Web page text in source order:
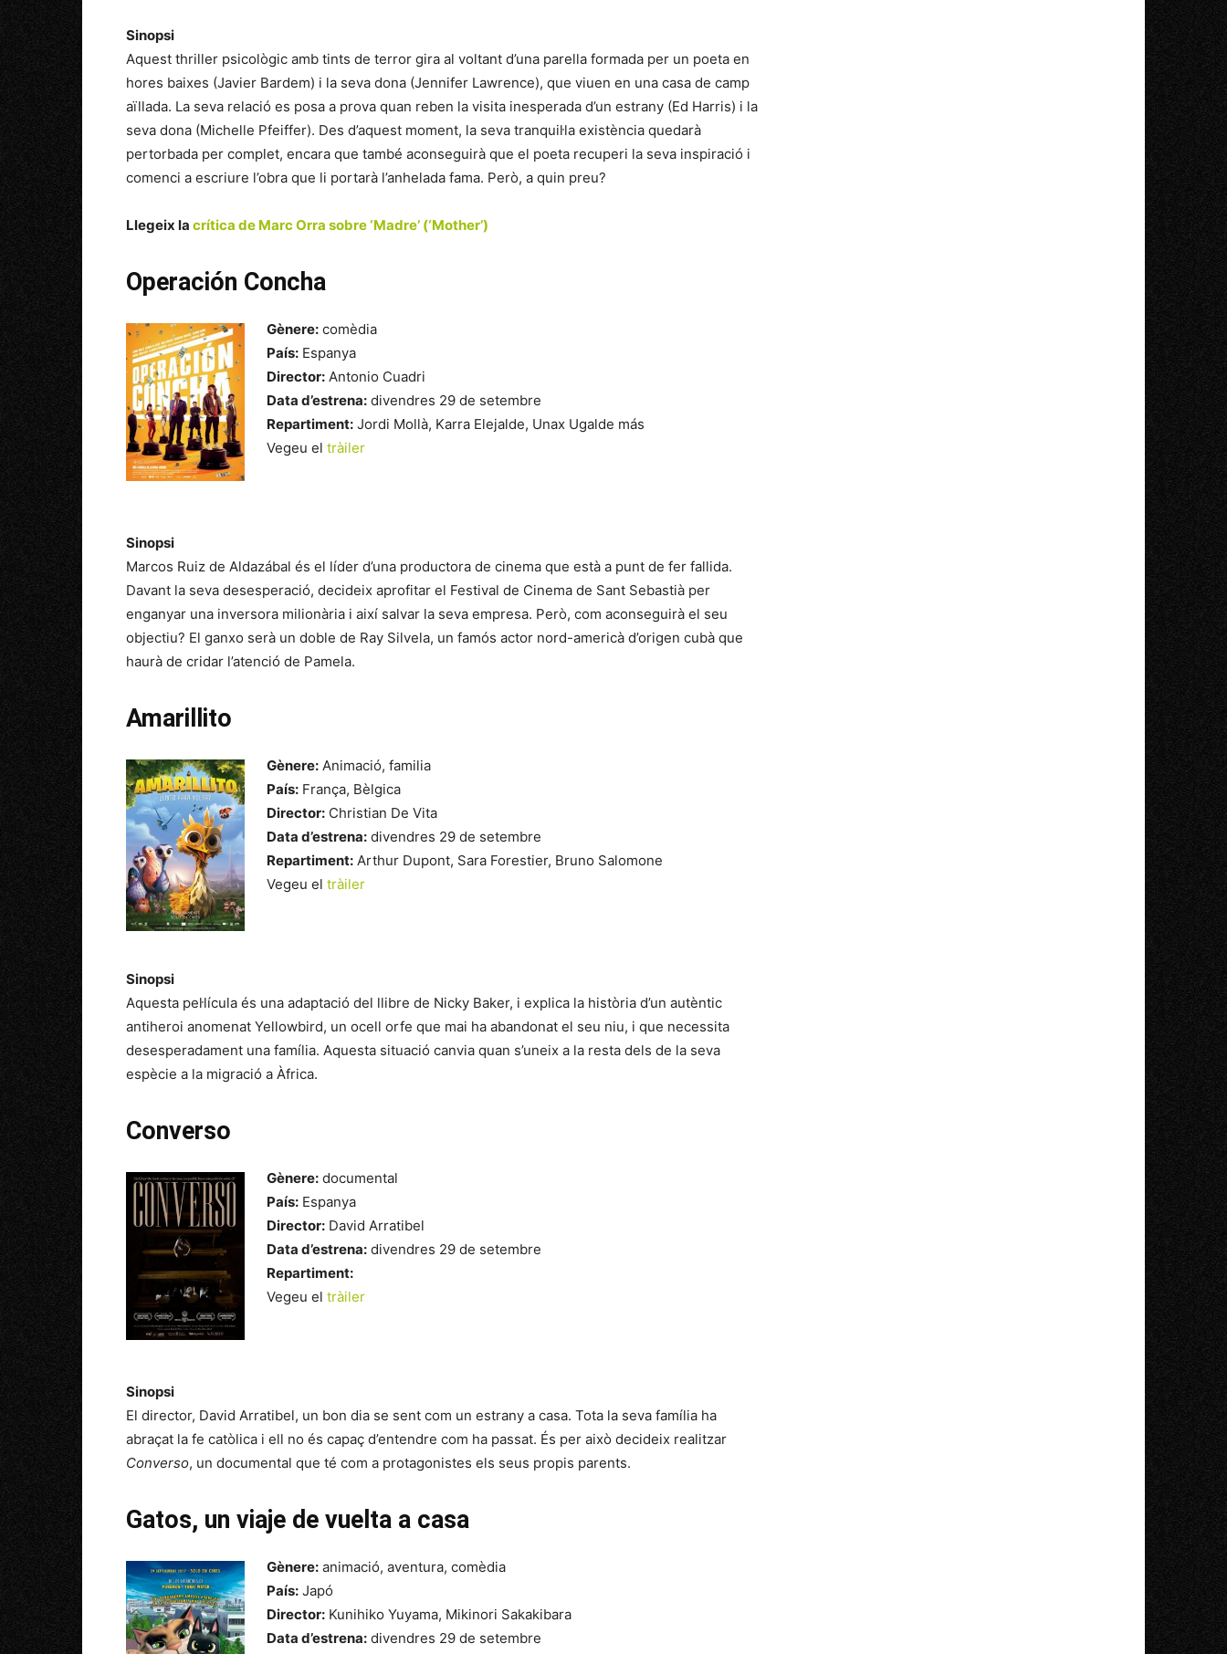
Sinopsi
Aquest thriller psicològic amb tints de terror gira al voltant d’una parella formada per un poeta en
hores baixes (Javier Bardem) i la seva dona (Jennifer Lawrence), que viuen en una casa de camp
aïllada. La seva relació es posa a prova quan reben la visita inesperada d’un estrany (Ed Harris) i la
seva dona (Michelle Pfeiffer). Des d’aquest moment, la seva tranquil·la existència quedarà
pertorbada per complet, encara que també aconseguirà que el poeta recuperi la seva inspiració i
comenci a escriure l’obra que li portarà l’anhelada fama. Però, a quin preu?
Llegeix la crítica de Marc Orra sobre ‘Madre’ (‘Mother’)
Operación Concha
Gènere: comèdia
País: Espanya
Director: Antonio Cuadri
Data d’estrena: divendres 29 de setembre
Repartiment: Jordi Mollà, Karra Elejalde, Unax Ugalde más
Vegeu el tràiler
Sinopsi
Marcos Ruiz de Aldazábal és el líder d’una productora de cinema que està a punt de fer fallida.
Davant la seva desesperació, decideix aprofitar el Festival de Cinema de Sant Sebastià per
enganyar una inversora milionària i així salvar la seva empresa. Però, com aconseguirà el seu
objectiu? El ganxo serà un doble de Ray Silvela, un famós actor nord-americà d’origen cubà que
haurà de cridar l’atenció de Pamela.
Amarillito
Gènere: Animació, familia
País: França, Bèlgica
Director: Christian De Vita
Data d’estrena: divendres 29 de setembre
Repartiment: Arthur Dupont, Sara Forestier, Bruno Salomone
Vegeu el tràiler
Sinopsi
Aquesta pel·lícula és una adaptació del llibre de Nicky Baker, i explica la història d’un autèntic
antiheroi anomenat Yellowbird, un ocell orfe que mai ha abandonat el seu niu, i que necessita
desesperadament una família. Aquesta situació canvia quan s’uneix a la resta dels de la seva
espècie a la migració a Àfrica.
Converso
Gènere: documental
País: Espanya
Director: David Arratibel
Data d’estrena: divendres 29 de setembre
Repartiment:
Vegeu el tràiler
Sinopsi
El director, David Arratibel, un bon dia se sent com un estrany a casa. Tota la seva família ha
abraçat la fe catòlica i ell no és capaç d’entendre com ha passat. És per això decideix realitzar
Converso, un documental que té com a protagonistes els seus propis parents.
Gatos, un viaje de vuelta a casa
Gènere: animació, aventura, comèdia
País: Japó
Director: Kunihiko Yuyama, Mikinori Sakakibara
Data d’estrena: divendres 29 de setembre